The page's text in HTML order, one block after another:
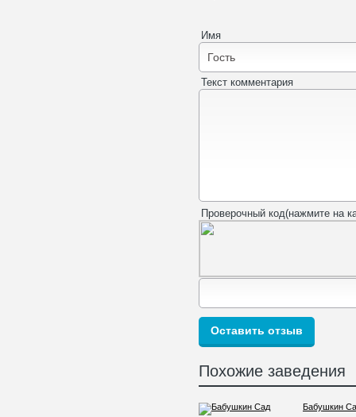
Имя
Текст комментария
Проверочный код(нажмите на
Похожие заведения
Бабушкин